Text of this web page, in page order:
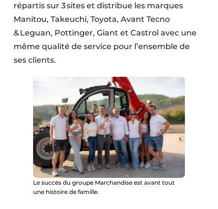
répartis sur 3 sites et distribue les marques
Manitou, Takeuchi, Toyota, Avant Tecno
& Leguan, Pottinger, Giant et Castrol avec une
même qualité de service pour l’ensemble de
ses clients.
Le succès du groupe Marchandise est avant tout
une histoire de famille.